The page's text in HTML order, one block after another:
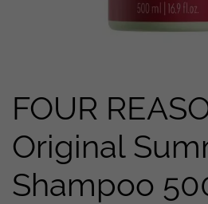
FOUR
Original
Shampoo